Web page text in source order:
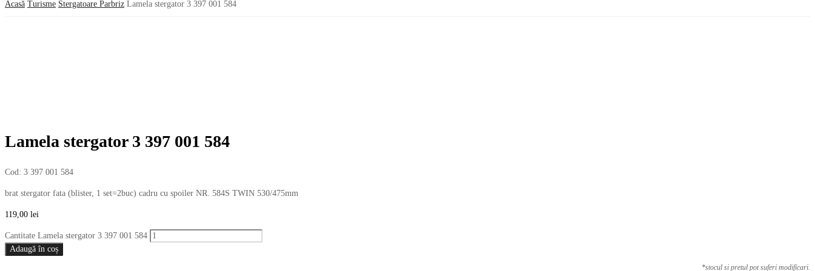
Acasă Turisme Stergatoare Parbriz Lamela stergator 3 397 001 584
Lamela stergator 3 397 001 584
Cod: 3 397 001 584
brat stergator fata (blister, 1 set=2buc) cadru cu spoiler NR. 584S TWIN 530/475mm
119,00 lei
Cantitate Lamela stergator 3 397 001 584
Adaugă în coș
*stocul si pretul pot suferi modificari.